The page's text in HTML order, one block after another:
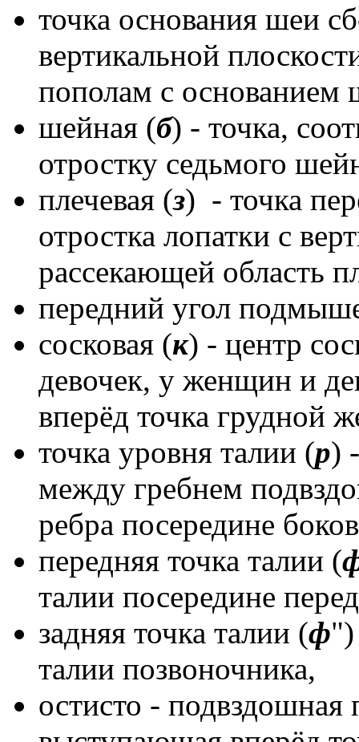
точка основания шеи
вертикальной
пополам с основанием
шейная (б) - точка,
отростку седьмого
плечевая (з) - точка
отростка лопатки с
рассекающей область
передний угол
сосковая (к) - центр
девочек, у женщин и
вперёд точка грудной
точка уровня талии (р)
между гребнем
ребра посередине
передняя точка талии (
талии посередине
задняя точка талии (ф")
талии позвоночника,
остисто - подвздошная